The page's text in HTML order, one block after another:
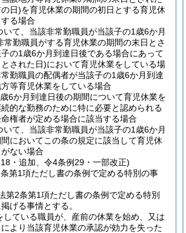
日)を育児休業の期間の初日とする育児休
る場合
いて、当該非常勤職員が当該子の1歳6か月
常勤職員がする育児休業の期間の末日とさ
の1歳6か月到達日後である場合にあって
された日)において育児休業をしている場
勤職員の配偶者が当該子の1歳6か月到達
等育児休業をしている場合
6か月到達日後の期間について育児休業を
的な勤務のために特に必要と認められる
権者が定める場合に該当する場合
いて、当該非常勤職員が当該子の1歳6か月
においてこの条の規定に該当して育児休
ない場合
・追加、令4条例29・一部改正)
第1項ただし書の条例で定める特別の事
第2条第1項ただし書の条例で定める特別
げる事情とする。
している職員が、産前の休業を始め、又は
より当該育児休業の承認が効力を失った